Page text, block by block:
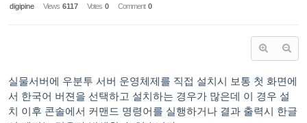
digipine Views 6117 Votes 0 Comment 0
실물서버에 우분투 서버 운영체제를 직접 설치시 보통 첫 화면에
서 한국어 버젼을 선택하고 설치하는 경우가 많은데 이 경우 설
치 이후 콘솔에서 커맨드 명령어를 실행하거나 결과 출력시 한글